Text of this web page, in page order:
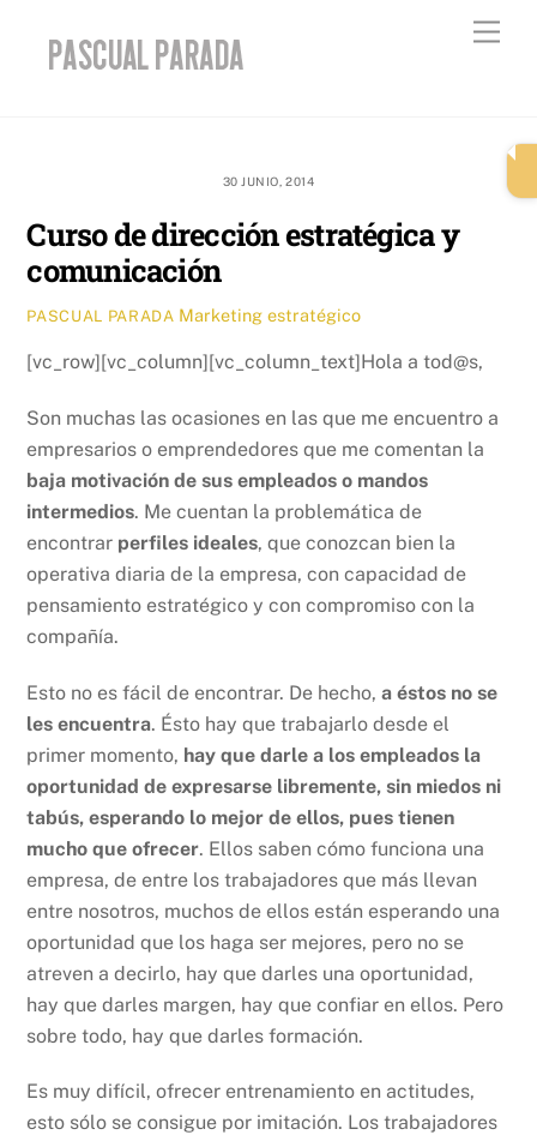
content
30 JUNIO, 2014
Curso de dirección estratégica y
comunicación
PASCUAL PARADA Marketing estratégico
[vc_row][vc_column][vc_column_text]Hola a tod@s,
Son muchas las ocasiones en las que me encuentro a
empresarios o emprendedores que me comentan la
baja motivación de sus empleados o mandos
intermedios. Me cuentan la problemática de
encontrar perfiles ideales, que conozcan bien la
operativa diaria de la empresa, con capacidad de
pensamiento estratégico y con compromiso con la
compañía.
Esto no es fácil de encontrar. De hecho,a éstos no se
les encuentra. Ésto hay que trabajarlo desde el
primer momento, hay que darle a los empleados la
oportunidad de expresarse libremente, sin miedos ni
tabús, esperando lo mejor de ellos, pues tienen
mucho que ofrecer. Ellos saben cómo funciona una
empresa, de entre los trabajadores que más llevan
entre nosotros, muchos de ellos están esperando una
oportunidad que los haga ser mejores, pero no se
atreven a decirlo, hay que darles una oportunidad,
hay que darles margen, hay que confiar en ellos. Pero
sobre todo, hay que darles formación.
Es muy difícil, ofrecer entrenamiento en actitudes,
esto sólo se consigue por imitación. Los trabajadores